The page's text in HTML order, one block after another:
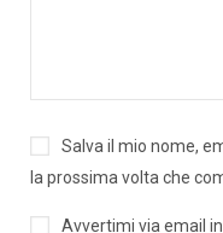
Salva il mio nome,
la prossima volta che
Avvertimi via email